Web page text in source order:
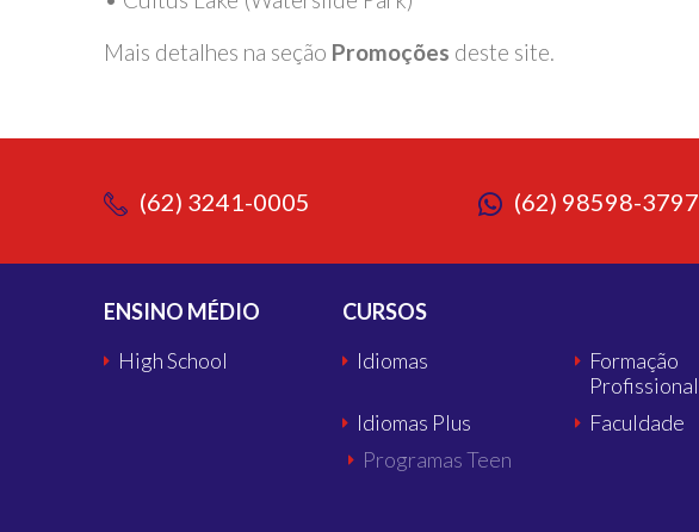
Mais detalhes na seção Promoções deste site.
(62) 3241-0005 (62) 98598-3797
ENSINO MÉDIO
High School
CURSOS
Idiomas
Formação
Profissional
Idiomas Plus
Faculdade
Programas Teen